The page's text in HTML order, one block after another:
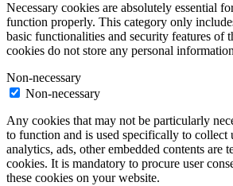
Necessary cookies are absolutely essential
function properly. This category only
basic functionalities and security features of
cookies do not store any personal
Non-necessary
Non-necessary
Any cookies that may not be particularly
to function and is used specifically to collect
analytics, ads, other embedded contents are
cookies. It is mandatory to procure user
these cookies on your website.